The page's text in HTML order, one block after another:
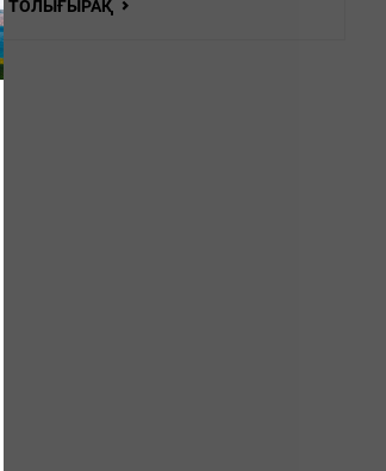
ТОЛЫҒЫРАҚ